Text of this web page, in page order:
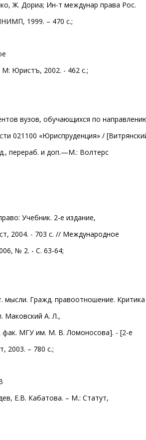
Ж. Дориа; Ин-т междунар права Рос.
1999. – 470 с.;
Юристъ, 2002. - 462 с.;
вузов, обучающихся по
021100 «Юриспруденция» /
перераб. и доп.—М.: Волтерс
Учебник. 2-е издание,
2004. - 703 с. // Международное
№ 2. - С. 63-64;
мысли. Гражд. правоотношение. Критика
Маковский А. Л.,
МГУ им. М. В. Ломоносова]. - [2-е
2003. – 780 с.;
Е.В. Кабатова. – М.: Статут,